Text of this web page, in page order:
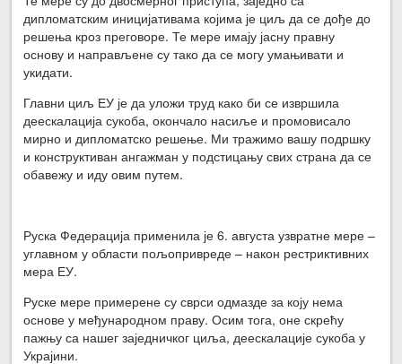
дипломатским иницијативама којима је циљ да се дође до
решења кроз преговоре. Те мере имају јасну правну
основу и направљене су тако да се могу умањивати и
укидати.
Главни циљ ЕУ је да уложи труд како би се извршила
деескалација сукоба, окончало насиље и промовисало
мирно и дипломатско решење. Ми тражимо вашу подршку
и конструктиван ангажман у подстицању свих страна да се
обавежу и иду овим путем.
Руска Федерација применила је 6. августа узвратне мере –
углавном у области пољопривреде – након рестриктивних
мера ЕУ.
Руске мере примерене су сврси одмазде за коју нема
основе у међународном праву. Осим тога, оне скрећу
пажњу са нашег заједничког циља, деескалације сукоба у
Украјини.